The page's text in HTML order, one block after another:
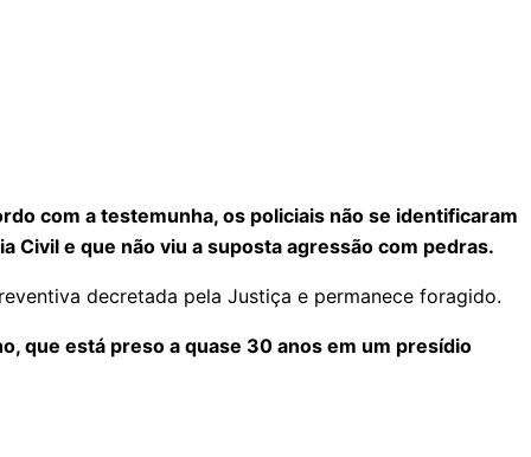
com a testemunha, os policiais não se identificaram
Civil e que não viu a suposta agressão com pedras.
decretada pela Justiça e permanece foragido.
que está preso a quase 30 anos em um presídio